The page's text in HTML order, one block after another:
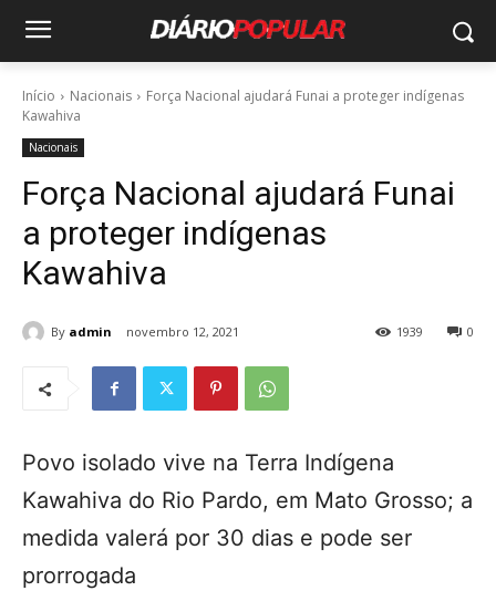
Início Nacionais
Força Nacional ajudará Funai a proteger indígenas
Kawahiva
Nacionais
Força Nacional ajudará Funai
a proteger indígenas
Kawahiva
By admin novembro 12, 2021 0
1939
Povo isolado vive na Terra Indígena
Kawahiva do Rio Pardo, em Mato Grosso; a
medida valerá por 30 dias e pode ser
prorrogada